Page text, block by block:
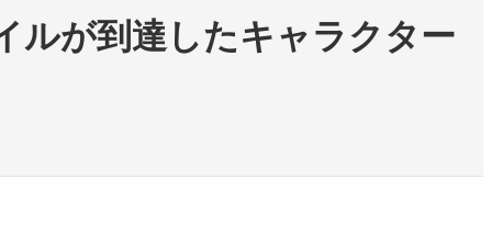
ルが到達したキャラクター